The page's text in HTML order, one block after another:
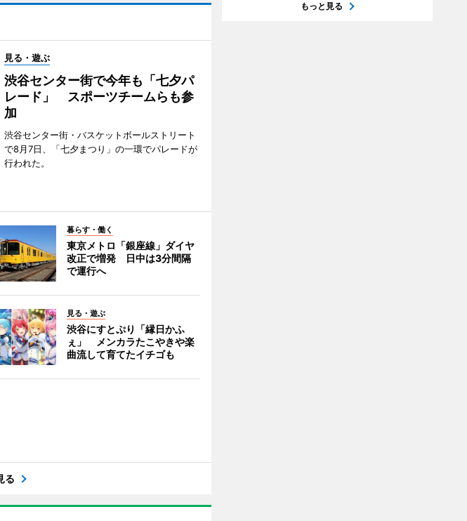
見る・遊ぶ
渋谷センター街で今年も「七夕パ
レード」 スポーツチームらも参
加
渋谷センター街・バスケットボールストリート
で8月7日、「七夕まつり」の一環でパレードが
行われた。
暮らす・働く
東京メトロ「銀座線」ダイヤ
改正で増発 日中は3分間隔
で運行へ
見る・遊ぶ
渋谷にすとぷり「縁日かふ
ぇ」 メンカラたこやきや楽
曲流して育てたイチゴも
る
もっと見る